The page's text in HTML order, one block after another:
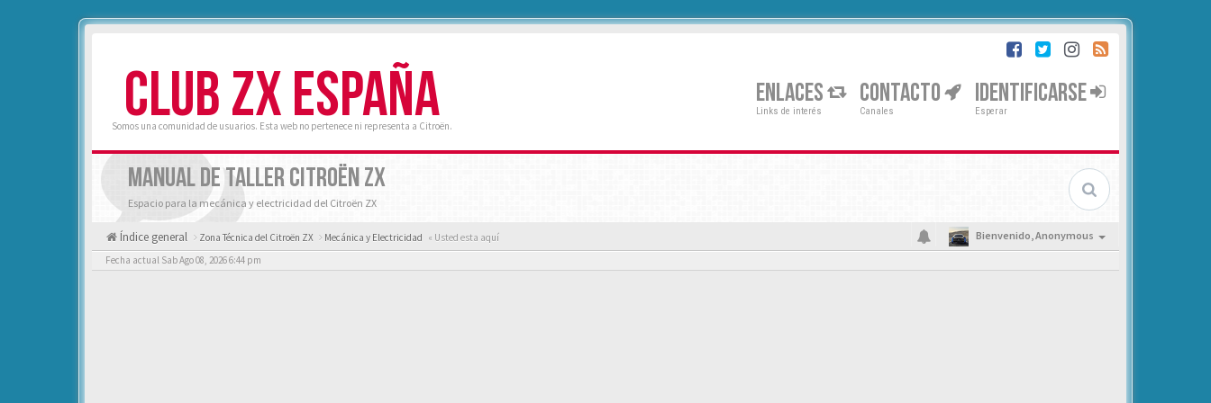
CLUB ZX ESPAÑA
Somos una comunidad de usuarios. Esta web no pertenece ni representa a Citroën.
ENLACES
Links de interés
CONTACTO
Canales
IDENTIFICARSE
Esperar
MANUAL DE TALLER CITROËN ZX
Espacio para la mecánica y electricidad del Citroën ZX
Índice general Zona Técnica del Citroën ZX Mecánica y Electricidad « Usted esta aquí Bienvenido,Anonymous
Fecha actual Sab Ago 08, 2026 6:44 pm